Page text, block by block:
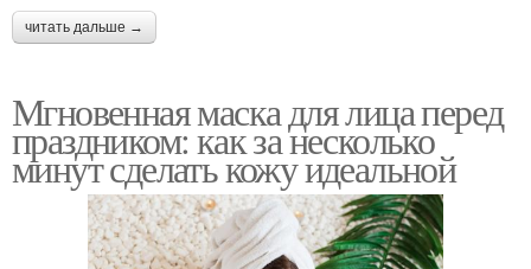
Маски на эпидермис Маски для волос
Рецепты для лица Уход за лицом
читать дальше →
Мгновенная маска для лица перед
праздником: как за несколько
минут сделать кожу идеальной